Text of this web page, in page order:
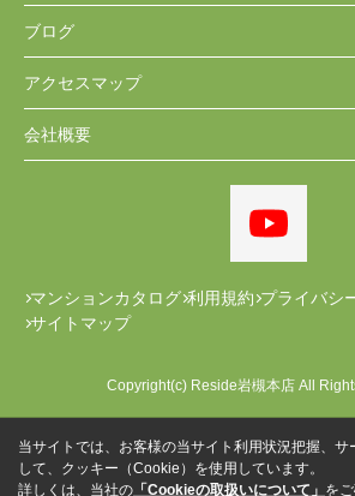
ブログ
アクセスマップ
会社概要
マンションカタログ 利用規約 プライバシ
サイトマップ
Copyright(c) Reside岩槻本店 All
当サイトでは、お客様の当サイト利用状況把握、サ
して、クッキー（Cookie）を使用しています。
詳しくは、当社の 「Cookieの取扱いについて」 を